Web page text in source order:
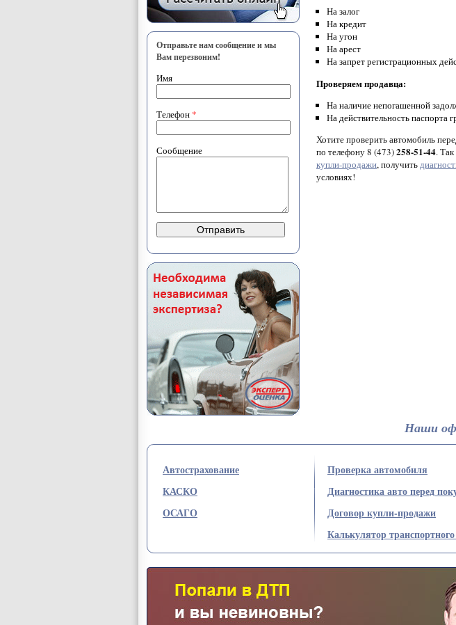
Отправьте нам сообщение и мы
Вам перезвоним!
Имя
Телефон *
Сообщение
На залог
На кредит
На угон
На арест
На запрет регистрационных
Проверяем продавца:
На наличие непогашенной
На действительность паспорта
Хотите проверить автомобиль
по телефону 8 (473)258-51-44.
купли-продажи, получить
условиях!
Наши
Автострахование
КАСКО
ОСАГО
Проверка автомобиля
Диагностика авто перед
Договор купли-продажи
Калькулятор